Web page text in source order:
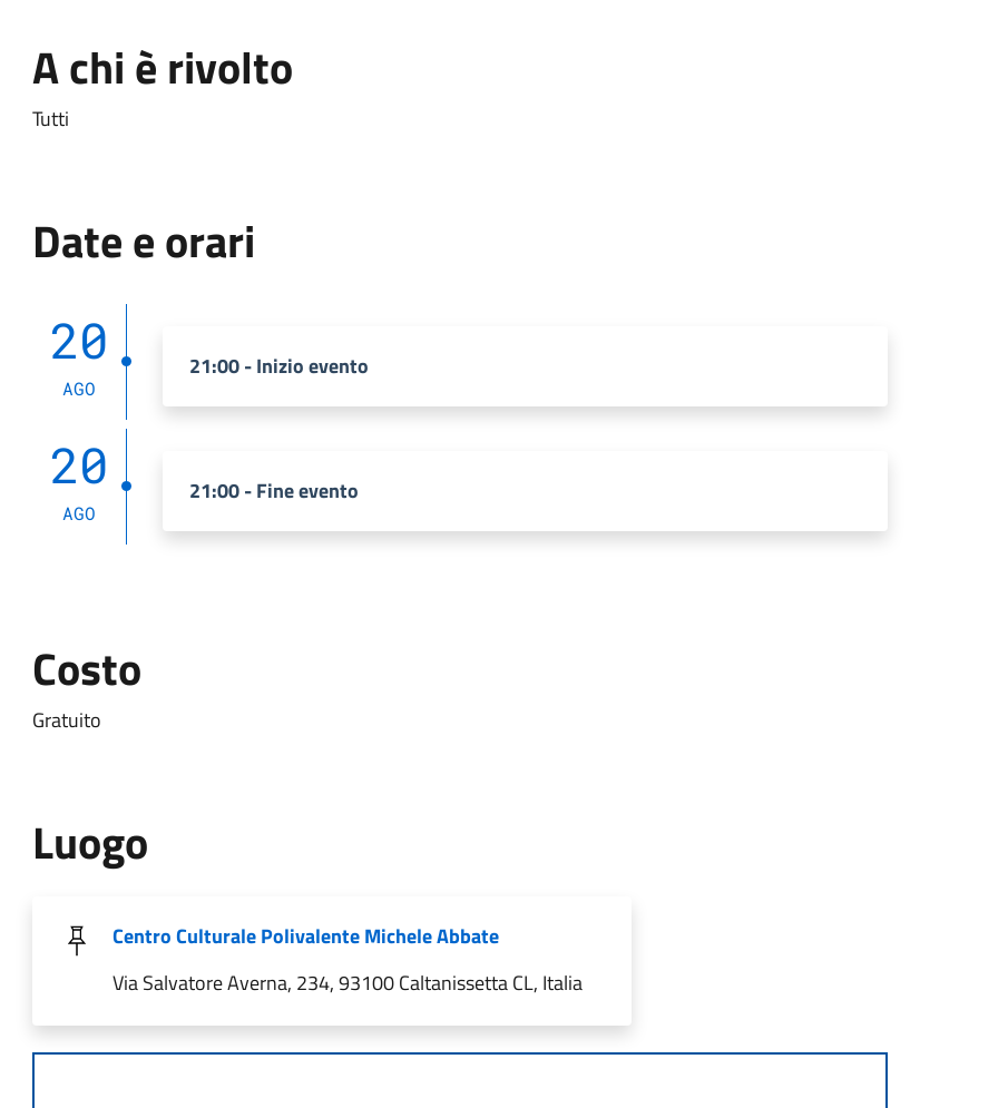
A chi è rivolto
Tutti
Date e orari
20
AGO
21:00 - Inizio evento
20
AGO
21:00 - Fine evento
Costo
Gratuito
Luogo
Centro Culturale Polivalente Michele Abbate
Via Salvatore Averna, 234, 93100 Caltanissetta CL, Italia